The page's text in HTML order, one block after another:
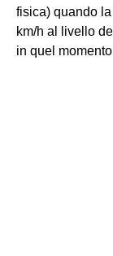
fisica) quando
km/h al livello
in quel